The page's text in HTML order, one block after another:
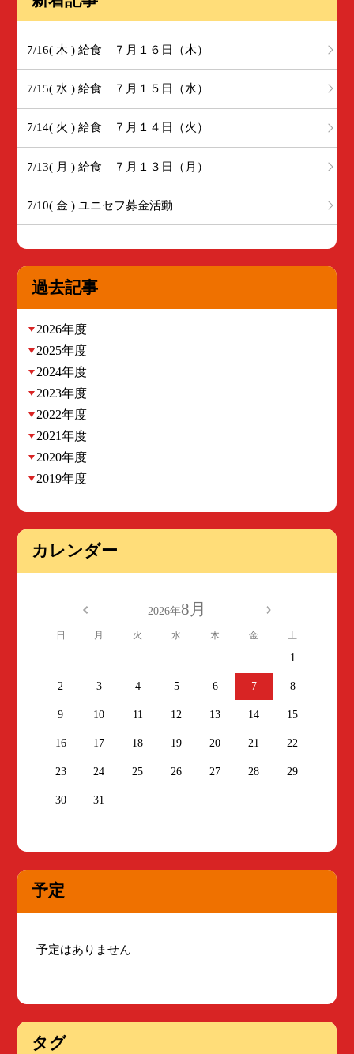
7/16( 木 ) 給食 ７月１６日（木）
7/15( 水 ) 給食 ７月１５日（水）
7/14( 火 ) 給食 ７月１４日（火）
7/13( 月 ) 給食 ７月１３日（月）
7/10( 金 ) ユニセフ募金活動
過去記事
2026年度
2025年度
2024年度
2023年度
2022年度
2021年度
2020年度
2019年度
カレンダー
2026年8月
日 月 火 水 木 金 土
1
2 3 4 5 6 7 8
9 10 11 12 13 14 15
16 17 18 19 20 21 22
23 24 25 26 27 28 29
30 31
予定
予定はありません
タグ